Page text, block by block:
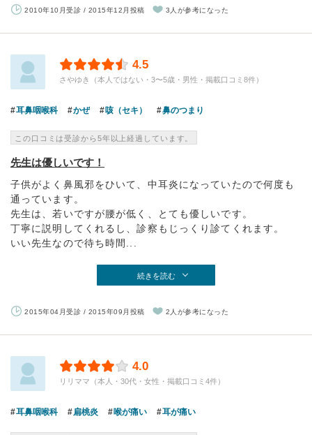
2010年10月受診 / 2015年12月投稿 3人が参考になった
4.5
さやゆき（本人ではない・3〜5歳・男性・掲載口コミ8件）
耳鼻咽喉科 かぜ 咳（セキ） 鼻のつまり
この口コミは受診から5年以上経過しています。
先生は優しいです！
子供がよく鼻風邪をひいて、中耳炎になっていたので何度も
通っています。
先生は、若いですが腰が低く、とても優しいです。
丁寧に説明してくれるし、診察もじっくり診てくれます。
いい先生なので待ち時間...
続きを読む
2015年04月受診 / 2015年09月投稿 2人が参考になった
4.0
リリママ（本人・30代・女性・掲載口コミ4件）
耳鼻咽喉科 扁桃炎 喉が痛い 耳が痛い